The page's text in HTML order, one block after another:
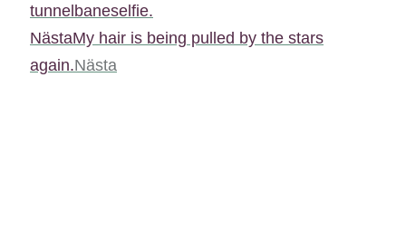
tunnelbaneselfie.
NästaMy hair is being pulled by the stars
again.Nästa